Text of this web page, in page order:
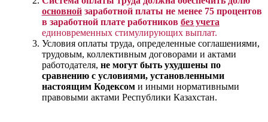
основнойзаработной платы не менее 75 процентов
в заработной плате работников без учета
единовременных стимулирующих выплат.
Условия оплаты труда, определенные соглашениями,
трудовым, коллективным договорами и актами
работодателя, не могут быть ухудшены по
сравнению с условиями, установленными
настоящим Кодексоми иными нормативными
правовыми актами Республики Казахстан.